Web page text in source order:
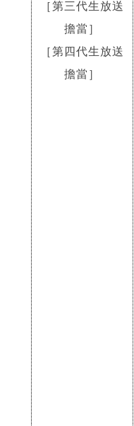
［第三代生放送
擔當 ］
［第四代生放送
擔當 ］